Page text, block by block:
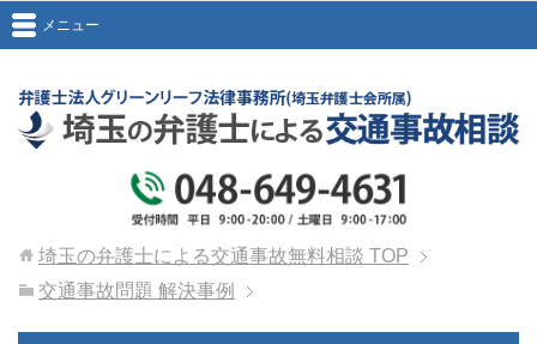
メニュー
埼玉の弁護士による交通事故無料相談 TOP
交通事故問題 解決事例